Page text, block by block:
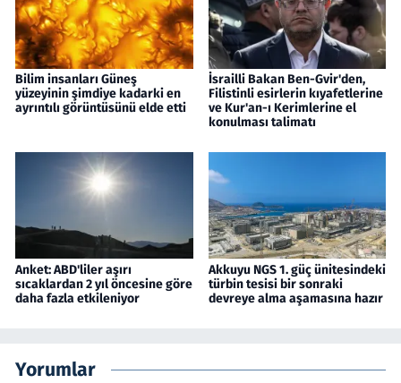
Bilim insanları Güneş
yüzeyinin şimdiye kadarki en
ayrıntılı görüntüsünü elde etti
İsrailli Bakan Ben-Gvir'den,
Filistinli esirlerin kıyafetlerine
ve Kur'an-ı Kerimlerine el
konulması talimatı
Anket: ABD'liler aşırı
sıcaklardan 2 yıl öncesine göre
daha fazla etkileniyor
Akkuyu NGS 1. güç ünitesindeki
türbin tesisi bir sonraki
devreye alma aşamasına hazır
Yorumlar